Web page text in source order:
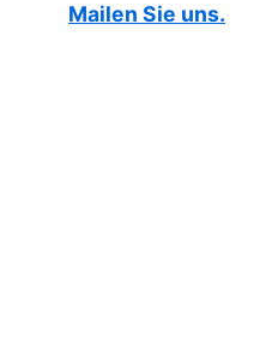
Mailen Sie uns.